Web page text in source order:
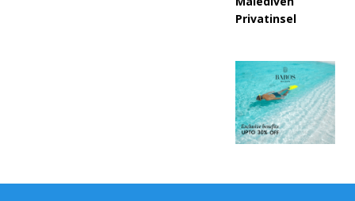
Privatinsel